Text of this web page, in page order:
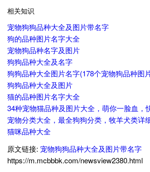
相关知识
宠物狗狗品种大全及图片带名字
狗的品种图片名字大全
宠物狗品种名字及图片
狗狗品种大全及名字
狗狗品种大全图片名字(178个宠物狗品种图
狗狗品种大全及图片
猫的品种图片名字大全
34种宠物猫品种及图片大全，萌你一脸血，
宠物分类大全，最全狗狗分类，牧羊犬类详
猫咪品种大全
原文链接: 宠物狗狗品种大全及图片带名字
https://m.mcbbbk.com/newsview2380.html